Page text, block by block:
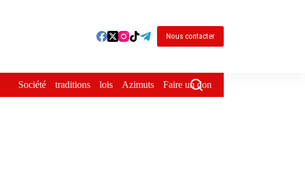
Nous contacter
Société traditions lois Azimuts Faire un don